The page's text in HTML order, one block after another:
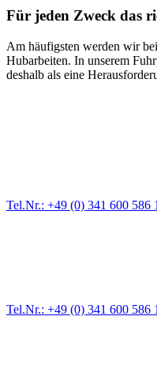
Für jeden Zweck das
Am häufigsten werden wir
Hubarbeiten. In unserem
deshalb als eine
Tel.Nr.: +49 (0) 341 600 586
Tel.Nr.: +49 (0) 341 600 586